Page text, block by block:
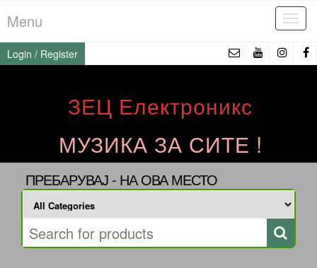
to
the
content
Menu
Login / Register
ЗЕЦ Електроникс
МУЗИКА ЗА СИТЕ !
ПРЕБАРУВАЈ - НА ОВА МЕСТО